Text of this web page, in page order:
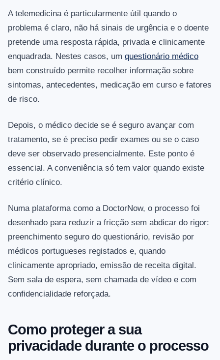
A telemedicina é particularmente útil quando o
problema é claro, não há sinais de urgência e o doente
pretende uma resposta rápida, privada e clinicamente
enquadrada. Nestes casos, um questionário médico
bem construído permite recolher informação sobre
sintomas, antecedentes, medicação em curso e fatores
de risco.
Depois, o médico decide se é seguro avançar com
tratamento, se é preciso pedir exames ou se o caso
deve ser observado presencialmente. Este ponto é
essencial. A conveniência só tem valor quando existe
critério clínico.
Numa plataforma como a DoctorNow, o processo foi
desenhado para reduzir a fricção sem abdicar do rigor:
preenchimento seguro do questionário, revisão por
médicos portugueses registados e, quando
clinicamente apropriado, emissão de receita digital.
Sem sala de espera, sem chamada de vídeo e com
confidencialidade reforçada.
Como proteger a sua
privacidade durante o processo